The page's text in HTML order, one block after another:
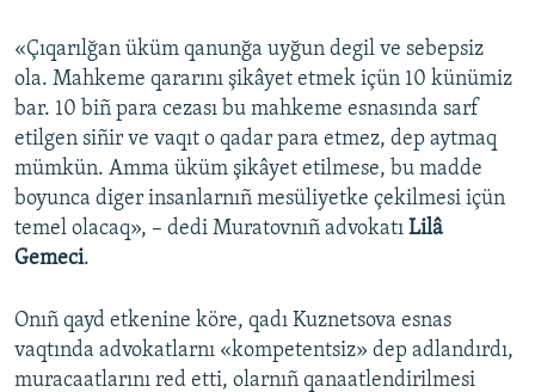
QOŞULIÑIZ!
RFE/RS bütün saytları
«Çıqarılğan üküm qanunğa uyğun degil ve sebepsiz
ola. Mahkeme qararını şikâyet etmek içün 10 künümiz
bar. 10 biñ para cezası bu mahkeme esnasında sarf
etilgen siñir ve vaqıt o qadar para etmez, dep aytmaq
mümkün. Amma üküm şikâyet etilmese, bu madde
boyunca diger insanlarnıñ mesüliyetke çekilmesi içün
temel olacaq», – dedi Muratovnıñ advokatı Lilâ
Gemeci.
Onıñ qayd etkenine köre, qadı Kuznetsova esnas
vaqtında advokatlarnı «kompetentsiz» dep adlandırdı,
muracaatlarını red etti, olarnıñ qanaatlendirilmesi